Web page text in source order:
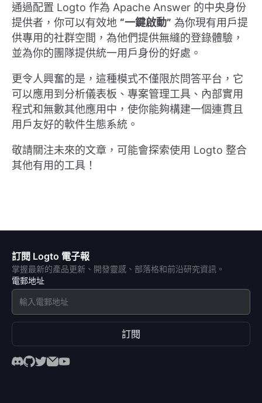
通過配置 Logto 作為 Apache Answer 的中央身份
提供者，你可以有效地 “一鍵啟動” 為你現有用戶提
供專用的社群空間，為他們提供無縫的登錄體驗，
並為你的團隊提供統一用戶身份的好處。
更令人興奮的是，這種模式不僅限於問答平台，它
可以應用到分析儀表板、專案管理工具、內部實用
程式和無數其他應用中，使你能夠構建一個連貫且
用戶友好的軟件生態系統。
敬請關注未來的文章，可能會探索使用 Logto 整合
其他有用的工具！
訂閱 Logto 電子報
掌握最新的產品更新、開發靈感、部落格和前沿研究資訊。
電郵地址
訂閱